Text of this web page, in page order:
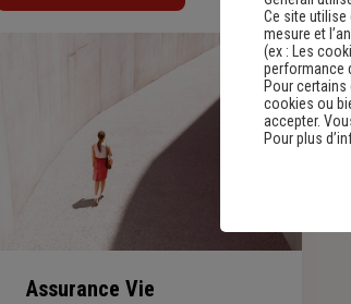
Assurance Vie
Ce site utilise
mesure et
(ex :
Les
performance
Pour
cookies ou
accepter.
Pour plus